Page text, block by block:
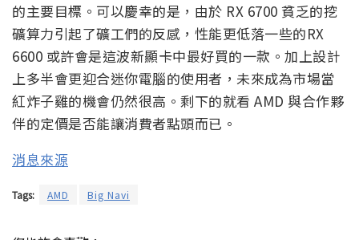
的主要目標。可以慶幸的是，由於 RX 6700 貧乏的挖
礦算力引起了礦工們的反感，性能更低落一些的RX
6600 或許會是這波新顯卡中最好買的一款。加上設計
上多半會更迎合迷你電腦的使用者，未來成為市場當
紅炸子雞的機會仍然很高。剩下的就看 AMD 與合作夥
伴的定價是否能讓消費者點頭而已。
消息來源
Tags: AMD Big Navi